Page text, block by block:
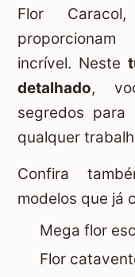
Flor
incrível. Neste
detalhado,
segredos
qualquer
Confira
modelos que já
Mega flor
Flor